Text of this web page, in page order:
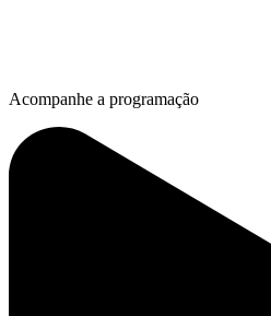
Acompanhe a programação